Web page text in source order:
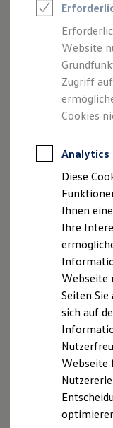
Fahrzeuge
Digitaler
Kauf &
Online-
Aktionen
E-
Für
Für
Profi
Für
Für
Leasing
Für
Für
Kfz-
Besitzer &
Reparatur
Impressum
Jllig Automobile
Klaus Jllig
Hauptstraße
72525 Münsingen
Telefon: 07381
Fax: 07381/
E-Mail:
E-Mail:
Registergericht
Stgt. HRA 730463
Handelsregister
Hinweis gemäß
Website
Zugriff
Cookies
Analytics
Diese
Ihnen
Ihre
Webseite
Seiten
sich auf
Webseite